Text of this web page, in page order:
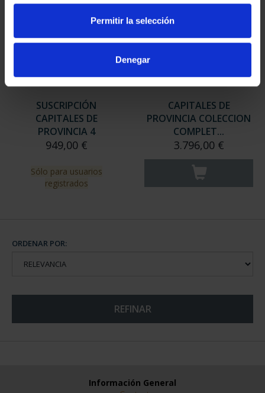
Permitir la selección
Denegar
SUSCRIPCIÓN
CAPITALES DE
PROVINCIA 4
949,00 €
Sólo para usuarios
registrados
CAPITALES DE
PROVINCIA COLECCION
COMPLET...
3.796,00 €
ORDENAR POR:
REFINAR
Información General